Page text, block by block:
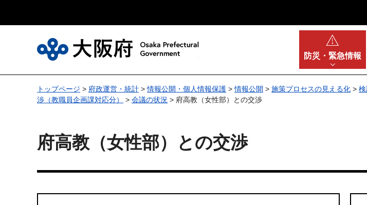
防災・ 緊急情報
トップページ > 府政運営・統計 >情報公開・個人情報保護 >情報公開 > 施策プロセスの見える化 >
渉（教職員企画課対応分）
> 会議の状況 > 府高教（女性部）との交渉
府高教（女性部）との交渉